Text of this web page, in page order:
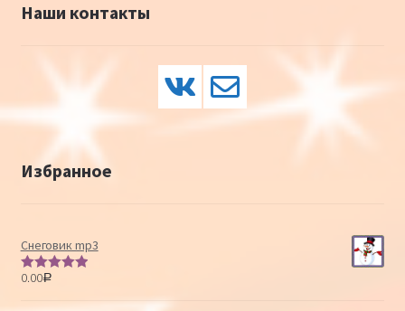
Наши контакты
Избранное
Снеговик mp3
Оценка
0.00Р